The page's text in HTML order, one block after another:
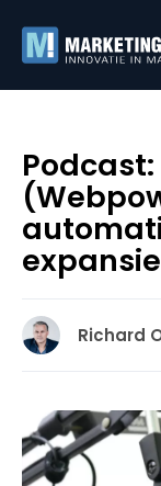
expansie
Richard